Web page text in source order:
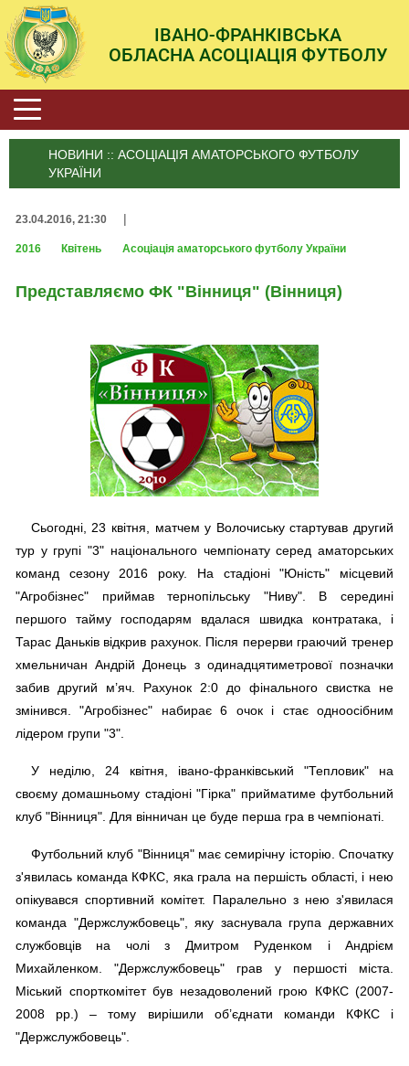
ІВАНО-ФРАНКІВСЬКА
ОБЛАСНА АСОЦІАЦІЯ ФУТБОЛУ
НОВИНИ :: АСОЦІАЦІЯ АМАТОРСЬКОГО ФУТБОЛУ
УКРАЇНИ
23.04.2016, 21:30 |
2016 Квітень Асоціація аматорського футболу України
Представляємо ФК "Вінниця" (Вінниця)
Сьогодні, 23 квітня, матчем у Волочиську стартував другий
тур у групі "3" національного чемпіонату серед аматорських
команд сезону 2016 року. На стадіоні "Юність" місцевий
"Агробізнес" приймав тернопільську "Ниву". В середині
першого тайму господарям вдалася швидка контратака, і
Тарас Даньків відкрив рахунок. Після перерви граючий тренер
хмельничан Андрій Донець з одинадцятиметрової позначки
забив другий м’яч. Рахунок 2:0 до фінального свистка не
змінився. "Агробізнес" набирає 6 очок і стає одноосібним
лідером групи "3".
У неділю, 24 квітня, івано-франківський "Тепловик" на
своєму домашньому стадіоні "Гірка" прийматиме футбольний
клуб "Вінниця". Для вінничан це буде перша гра в чемпіонаті.
Футбольний клуб "Вінниця" має семирічну історію. Спочатку
з'явилась команда КФКС, яка грала на першість області, і нею
опікувався спортивний комітет. Паралельно з нею з'явилася
команда "Держслужбовець", яку заснувала група державних
службовців на чолі з Дмитром Руденком і Андрієм
Михайленком. "Держслужбовець" грав у першості міста.
Міський спорткомітет був незадоволений грою КФКС (2007-
2008 рр.) – тому вирішили об’єднати команди КФКС і
"Держслужбовець".